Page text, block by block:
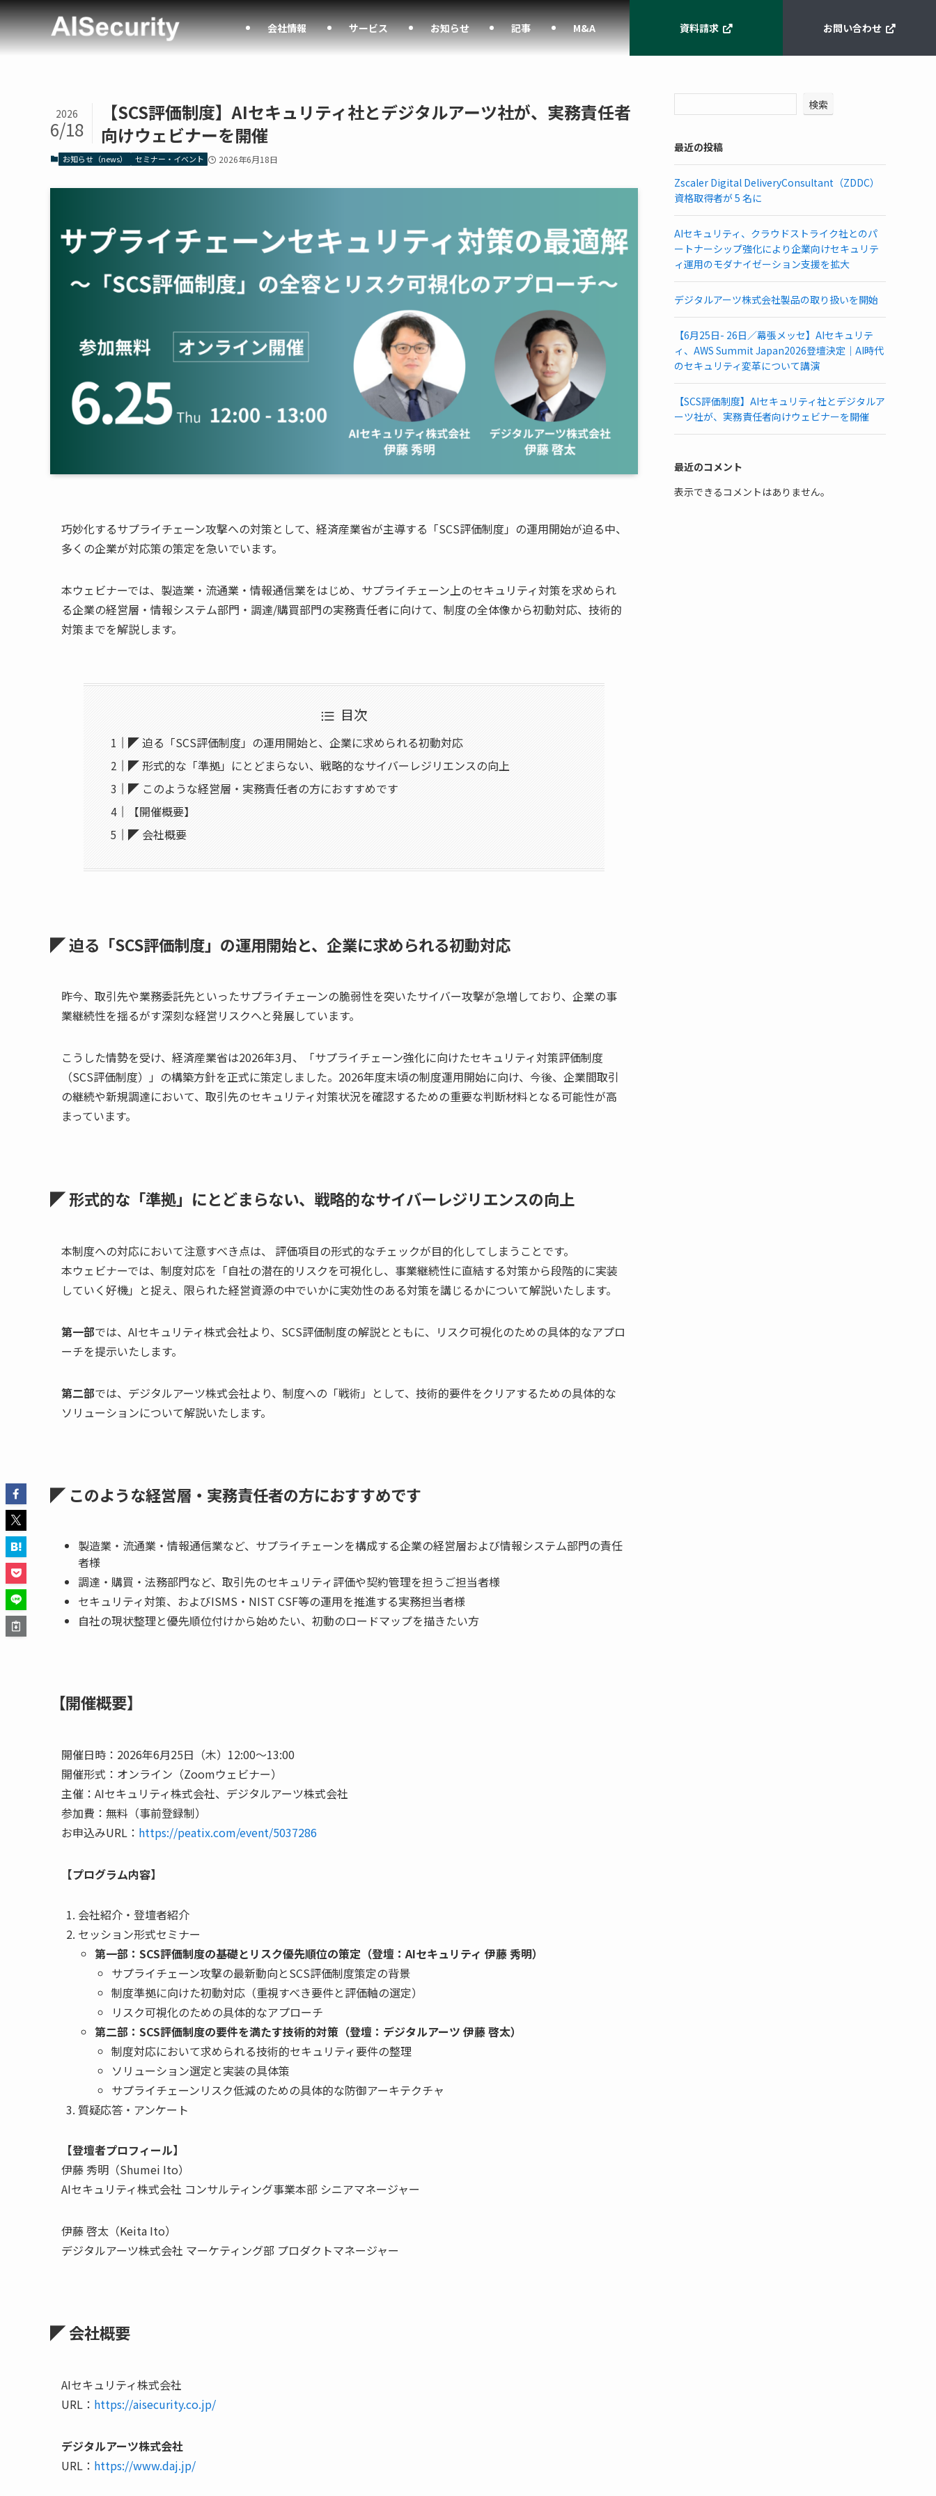
会社情報 サービス お知らせ 記事 M&A 資料請求 お問い合わせ
【SCS評価制度】AIセキュリティ社とデジタルアーツ社が、実務責任者
向けウェビナーを開催
2026
6/18
お知らせ（news） セミナー・イベント 2026年6月18日
巧妙化するサプライチェーン攻撃への対策として、経済産業省が主導する「SCS評価制度」の運用開始が迫る中、
多くの企業が対応策の策定を急いでいます。
本ウェビナーでは、製造業・流通業・情報通信業をはじめ、サプライチェーン上のセキュリティ対策を求められ
る企業の経営層・情報システム部門・調達/購買部門の実務責任者に向けて、制度の全体像から初動対応、技術的
対策までを解説します。
目次
◤ 迫る「SCS評価制度」の運用開始と、企業に求められる初動対応
◤ 形式的な「準拠」にとどまらない、戦略的なサイバーレジリエンスの向上
◤ このような経営層・実務責任者の方におすすめです
【開催概要】
◤ 会社概要
◤ 迫る「SCS評価制度」の運用開始と、企業に求められる初動対応
昨今、取引先や業務委託先といったサプライチェーンの脆弱性を突いたサイバー攻撃が急増しており、企業の事
業継続性を揺るがす深刻な経営リスクへと発展しています。
こうした情勢を受け、経済産業省は2026年3月、「サプライチェーン強化に向けたセキュリティ対策評価制度
（SCS評価制度）」の構築方針を正式に策定しました。2026年度末頃の制度運用開始に向け、今後、企業間取引
の継続や新規調達において、取引先のセキュリティ対策状況を確認するための重要な判断材料となる可能性が高
まっています。
◤ 形式的な「準拠」にとどまらない、戦略的なサイバーレジリエンスの向上
本制度への対応において注意すべき点は、 評価項目の形式的なチェックが目的化してしまうことです。
本ウェビナーでは、制度対応を「自社の潜在的リスクを可視化し、事業継続性に直結する対策から段階的に実装
していく好機」と捉え、限られた経営資源の中でいかに実効性のある対策を講じるかについて解説いたします。
第一部では、AIセキュリティ株式会社より、SCS評価制度の解説とともに、リスク可視化のための具体的なアプロ
ーチを提示いたします。
第二部では、デジタルアーツ株式会社より、制度への「戦術」として、技術的要件をクリアするための具体的な
ソリューションについて解説いたします。
◤ このような経営層・実務責任者の方におすすめです
製造業・流通業・情報通信業など、サプライチェーンを構成する企業の経営層および情報システム部⾨の責任
者様
調達・購買・法務部⾨など、取引先のセキュリティ評価や契約管理を担うご担当者様
セキュリティ対策、およびISMS・NIST CSF等の運⽤を推進する実務担当者様
自社の現状整理と優先順位付けから始めたい、初動のロードマップを描きたい方
【開催概要】
開催日時：2026年6月25日（木）12:00〜13:00
開催形式：オンライン（Zoomウェビナー）
主催：AIセキュリティ株式会社、デジタルアーツ株式会社
参加費：無料（事前登録制）
お申込みURL： https://peatix.com/event/5037286
【プログラム内容】
会社紹介・登壇者紹介
セッション形式セミナー
第一部：SCS評価制度の基礎とリスク優先順位の策定（登壇：AIセキュリティ 伊藤 秀明）
サプライチェーン攻撃の最新動向とSCS評価制度策定の背景
制度準拠に向けた初動対応（重視すべき要件と評価軸の選定）
リスク可視化のための具体的なアプローチ
第二部：SCS評価制度の要件を満たす技術的対策（登壇：デジタルアーツ 伊藤 啓太）
制度対応において求められる技術的セキュリティ要件の整理
ソリューション選定と実装の具体策
サプライチェーンリスク低減のための具体的な防御アーキテクチャ
質疑応答・アンケート
【登壇者プロフィール】
伊藤 秀明（Shumei Ito）
AIセキュリティ株式会社 コンサルティング事業本部 シニアマネージャー
伊藤 啓太（Keita Ito）
デジタルアーツ株式会社 マーケティング部 プロダクトマネージャー
◤ 会社概要
AIセキュリティ株式会社
URL： https://aisecurity.co.jp/
デジタルアーツ株式会社
URL： https://www.daj.jp/
検索
最近の投稿
Zscaler Digital DeliveryConsultant（ZDDC）
資格取得者が 5 名に
AIセキュリティ、クラウドストライク社とのパ
ートナーシップ強化により企業向けセキュリテ
ィ運用のモダナイゼーション支援を拡大
デジタルアーツ株式会社製品の取り扱いを開始
【6月25日- 26日／幕張メッセ】AIセキュリテ
ィ、AWS Summit Japan2026登壇決定｜AI時代
のセキュリティ変革について講演
【SCS評価制度】AIセキュリティ社とデジタルア
ーツ社が、実務責任者向けウェビナーを開催
最近のコメント
表示できるコメントはありません。